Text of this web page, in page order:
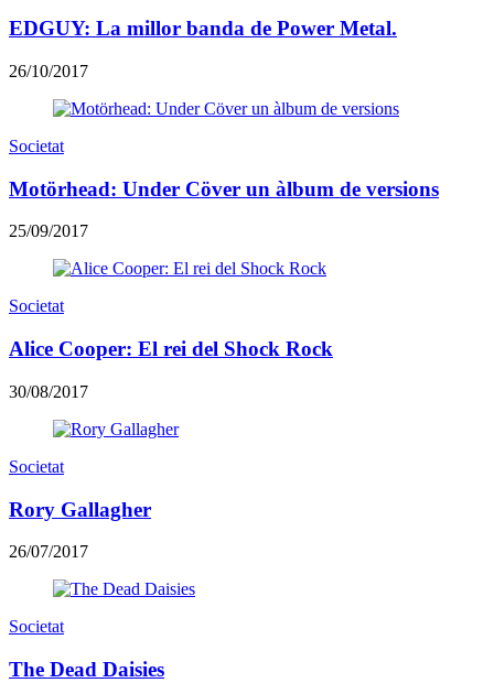
EDGUY: La millor banda de Power Metal.
26/10/2017
Societat
Motörhead: Under Cöver un àlbum de versions
25/09/2017
Societat
Alice Cooper: El rei del Shock Rock
30/08/2017
Societat
Rory Gallagher
26/07/2017
Societat
The Dead Daisies